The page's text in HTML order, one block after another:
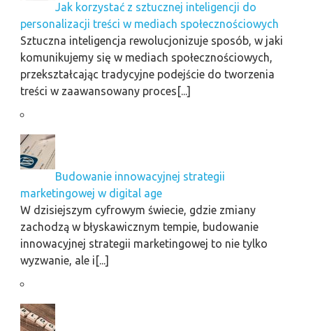
Jak korzystać z sztucznej inteligencji do
personalizacji treści w mediach społecznościowych
Sztuczna inteligencja rewolucjonizuje sposób, w jaki
komunikujemy się w mediach społecznościowych,
przekształcając tradycyjne podejście do tworzenia
treści w zaawansowany proces[...]
Budowanie innowacyjnej strategii
marketingowej w digital age
W dzisiejszym cyfrowym świecie, gdzie zmiany
zachodzą w błyskawicznym tempie, budowanie
innowacyjnej strategii marketingowej to nie tylko
wyzwanie, ale i[...]